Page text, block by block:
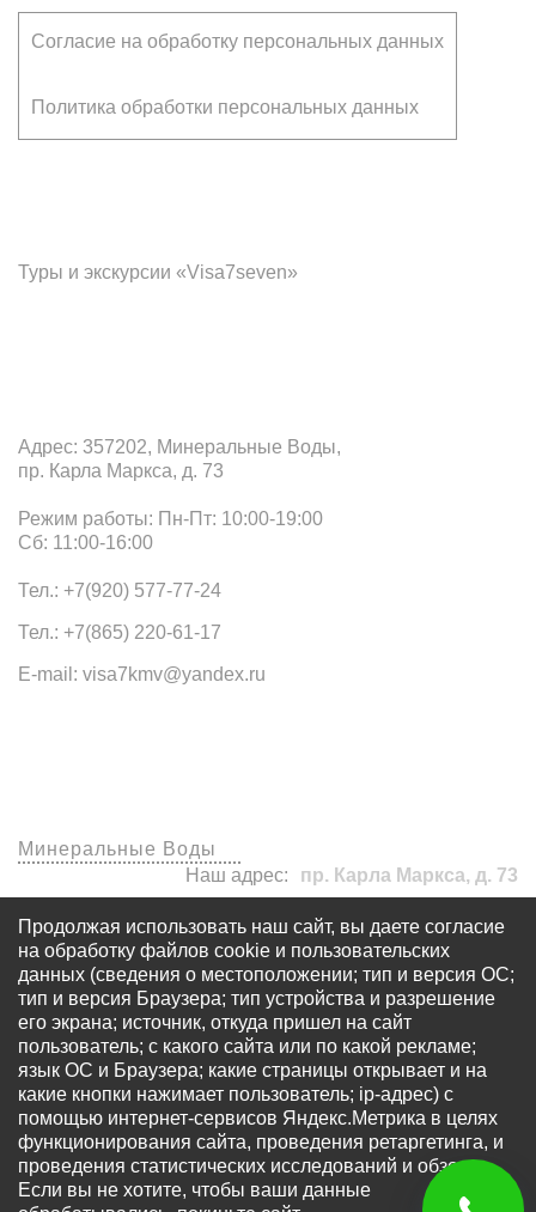
Адрес: 357202, Минеральные Воды,
пр. Карла Маркса, д. 73
Режим работы: Пн-Пт: 10:00-19:00
Сб: 11:00-16:00
Тел.: +7(920) 577-77-24
Тел.: +7(865) 220-61-17
E-mail: visa7kmv@yandex.ru
Согласие на обработку персональных данных
Политика обработки персональных данных
Туры и экскурсии «Visa7seven»
Минеральные Воды
Наш адрес:
пр. Карла Маркса, д. 73
visa7kmv@yandex.ru
+7 (920) 577-77-24
© Все права защищены - OOO «Многопрофильный
визовый центр «Виза 7» Запрещается использование
любых материалов сайта без письменного разрешения
правообладателя. Информация на сайте не является
Продолжая использовать наш сайт, вы даете согласие
на обработку файлов cookie и пользовательских
данных (сведения о местоположении; тип и версия ОС;
тип и версия Браузера; тип устройства и разрешение
его экрана; источник, откуда пришел на сайт
пользователь; с какого сайта или по какой рекламе;
язык ОС и Браузера; какие страницы открывает и на
какие кнопки нажимает пользователь; ip-адрес) с
помощью интернет-сервисов Яндекс.Метрика в целях
функционирования сайта, проведения ретаргетинга, и
проведения статистических исследований и обзоров.
Если вы не хотите, чтобы ваши данные